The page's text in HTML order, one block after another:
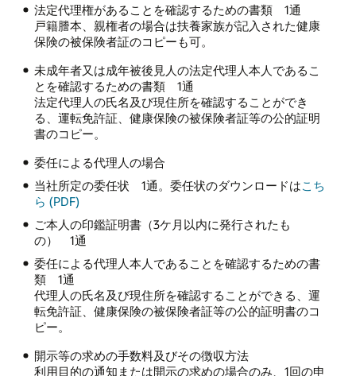
法定代理権があることを確認するための書類 1通
戸籍謄本、親権者の場合は扶養家族が記入された健康
保険の被保険者証のコピーも可。
未成年者又は成年被後見人の法定代理人本人であるこ
とを確認するための書類 1通
法定代理人の氏名及び現住所を確認することができ
る、運転免許証、健康保険の被保険者証等の公的証明
書のコピー。
委任による代理人の場合
当社所定の委任状 1通。委任状のダウンロードはこち
ら (PDF)
ご本人の印鑑証明書（3ケ月以内に発行されたも
の） 1通
委任による代理人本人であることを確認するための書
類 1通
代理人の氏名及び現住所を確認することができる、運
転免許証、健康保険の被保険者証等の公的証明書のコ
ピー。
開示等の求めの手数料及びその徴収方法
利用目的の通知または開示の求めの場合のみ、1回の申